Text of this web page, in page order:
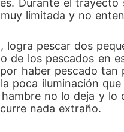
Durante el
limitada y no
logra pescar dos
de los pescados en
haber pescado tan
poca iluminación
no lo deja y
nada extraño.